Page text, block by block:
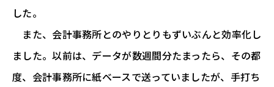
した。
また、会計事務所とのやりとりもずいぶんと効率化し
ました。以前は、データが数週間分たまったら、その都
度、会計事務所に紙ベースで送っていましたが、手打ち